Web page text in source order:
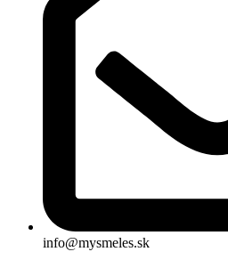
info@mysmeles.sk